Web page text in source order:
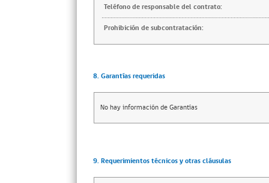
Teléfono de responsable del contrato:
Prohibición de subcontratación:
8. Garantías requeridas
No hay información de Garantías
9. Requerimientos técnicos y otras cláusulas